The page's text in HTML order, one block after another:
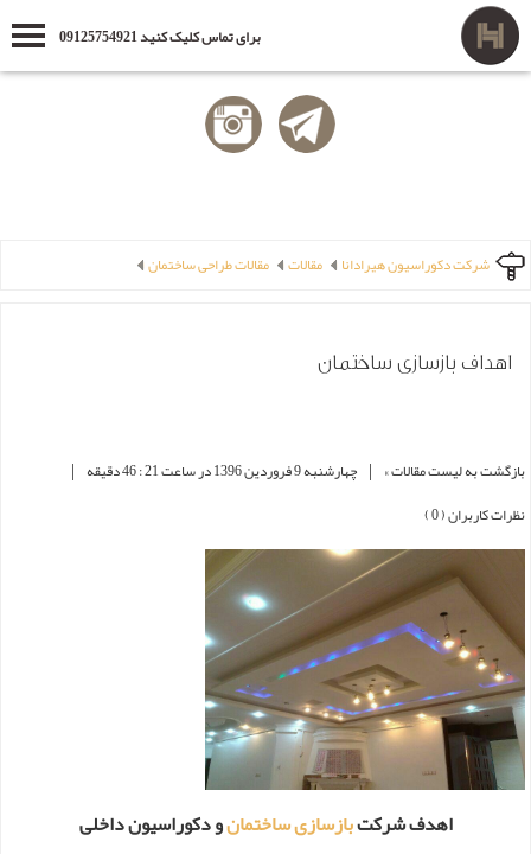
برای تماس کلیک کنید 09125754921
شرکت دکوراسیون هیرادانا مقالات مقالات طراحی ساختمان
اهداف بازسازی ساختمان
بازگشت به لیست مقالات » | چهارشنبه 9 فروردین 1396 در ساعت 21 : 46 دقیقه |
نظرات کاربران ( 0 )
اهدف شرکتبازسازی ساختمانو دکوراسیون داخلی